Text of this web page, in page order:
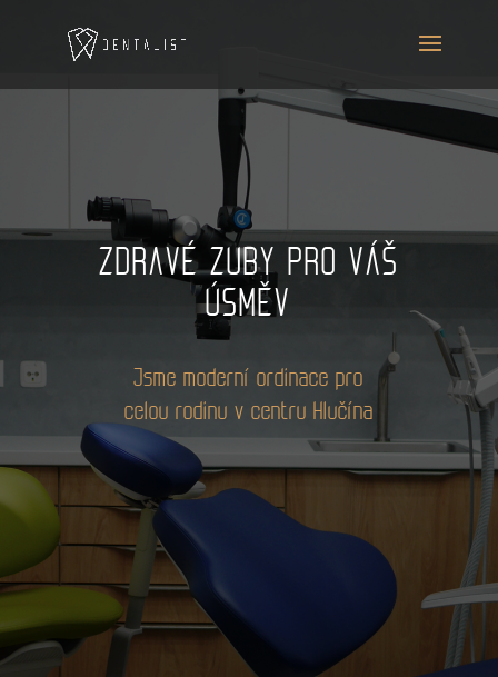
ZDRAVÉ ZUBY PRO VÁŠ
ÚSMĚV
Jsme moderní ordinace pro
celou rodinu v centru Hlučína